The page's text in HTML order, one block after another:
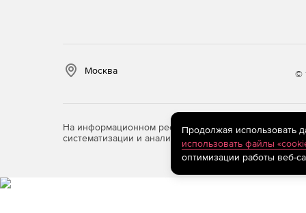
Москва ©
На информационном ресурсе store.softline.ru
систематизации и анализа сведений, относящихся
Продолжая использовать
использовать файлы
оптимизации работы веб-